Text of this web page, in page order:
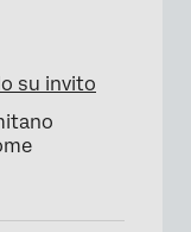
su invito